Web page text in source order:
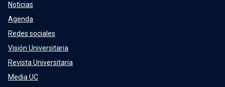
Noticias
Agenda
Redes sociales
Visión Universitaria
Revista Universitaria
Media UC